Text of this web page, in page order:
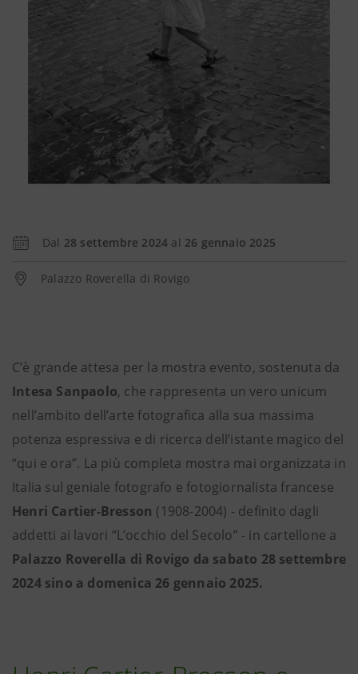
Dal 28 settembre 2024 al 26 gennaio 2025
Palazzo Roverella di Rovigo
C’è grande attesa per la mostra evento, sostenuta da
Intesa Sanpaolo, che rappresenta un vero unicum
nell’ambito dell’arte fotografica alla sua massima
potenza espressiva e di ricerca dell’istante magico del
“qui e ora”. La più completa mostra mai organizzata in
Italia sul geniale fotografo e fotogiornalista francese
Henri Cartier-Bresson (1908-2004) - definito dagli
addetti ai lavori “L’occhio del Secolo” - in cartellone a
Palazzo Roverella di Rovigo da sabato 28 settembre
2024 sino a domenica 26 gennaio 2025.